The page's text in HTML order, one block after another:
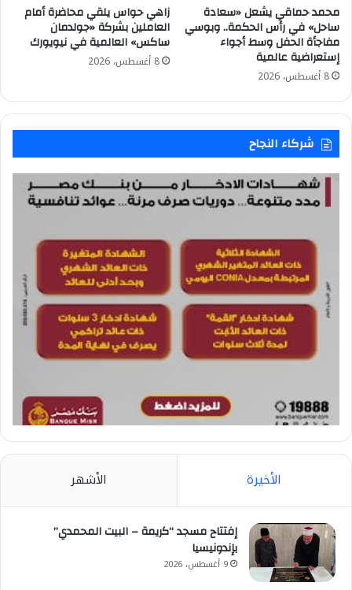
محمد حماقي يشعل «سعادة
ساحل» في رأس الحكمة.. وبوسي
مفاجأة الحفل وسط أجواء
إستعراضية عالمية
8 أغسطس، 2026
زاهي حواس يلقي محاضرة أمام
العاملين بشركة «جولدمان
ساكس» العالمية في نيويورك
8 أغسطس، 2026
شركاء النجاح
الأخيرة الأشهر
إفتتاح مسجد “كريمة – البيت المحمدي”
بإندونيسيا
9 أغسطس، 2026